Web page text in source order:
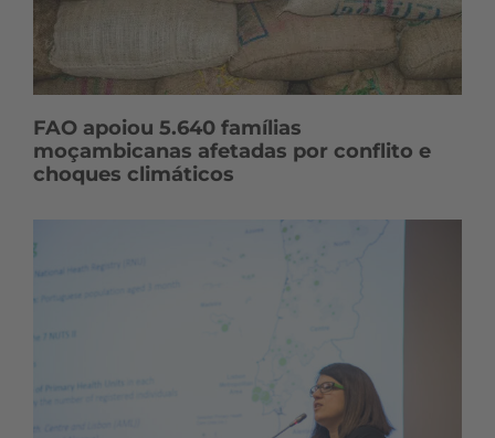
FAO apoiou 5.640 famílias
moçambicanas afetadas por conflito e
choques climáticos